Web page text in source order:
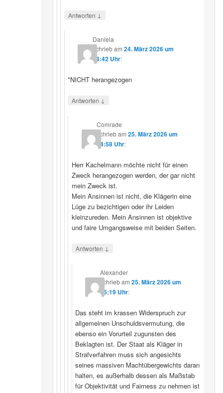
Antworten ↓
Daniela
schriebam24. März 2026 um
08:42 Uhr:
*NICHT herangezogen
Antworten ↓
Comrade
schriebam 25. März 2026 um
14:58 Uhr:
Herr Kachelmann möchte nicht für einen
Zweck herangezogen werden, der gar nicht
mein Zweck ist.
Mein Ansinnen ist nicht, die Klägerin eine
Lüge zu bezichtigen oder ihr Leiden
kleinzureden. Mein Ansinnen ist objektive
und faire Umgangsweise mit beiden Seiten.
Antworten ↓
Alexander
schriebam25. März 2026 um
15:19 Uhr:
Das steht im krassen Widerspruch zur
allgemeinen Unschuldsvermutung, die
ebenso ein Vorurteil zugunsten des
Beklagten ist. Der Staat als Kläger in
Strafverfahren muss sich angesichts
seines massiven Machtübergewichts daran
halten, es außerhalb dessen als Maßstab
für Objektivität und Fairness zu nehmen ist